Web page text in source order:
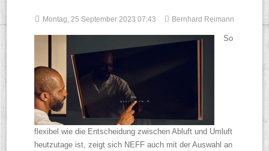
Montag, 25 September 2023 07:43 Bernhard Reimann
So
flexibel wie die Entscheidung zwischen Abluft und Umluft
heutzutage ist, zeigt sich NEFF auch mit der Auswahl an